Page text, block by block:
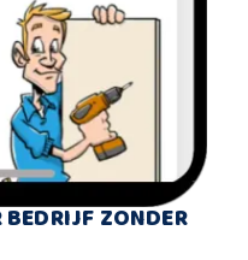
ZONDER